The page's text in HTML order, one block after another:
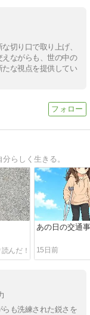
切り口で取り上げ、
ながらも、世の中の
な視点を提供してい
らしく生きる。
あの日の交通
15日前
も洗練された鋭さを